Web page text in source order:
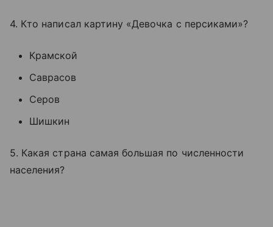
4. Кто написал картину «Девочка с персиками»?
Крамской
Саврасов
Серов
Шишкин
5. Какая страна самая большая по численности
населения?